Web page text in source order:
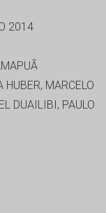
2014
HUBER, MARCELO
DUAILIBI, PAULO